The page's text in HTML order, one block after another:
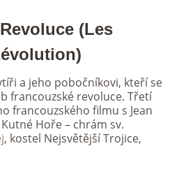
(Les
a jeho pobočníkovi, kteří se
francouzské revoluce. Třetí
francouzského filmu s Jean
Hoře – chrám sv.
, kostel Nejsvětější Trojice,